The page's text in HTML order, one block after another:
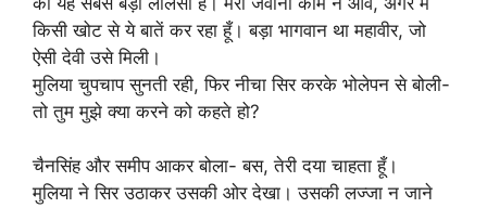
किसी खोट से ये बातें कर रहा हूँ। बड़ा भागवान था महावीर, जो
ऐसी देवी उसे मिली।
मुलिया चुपचाप सुनती रही, फिर नीचा सिर करके भोलेपन से बोली-
तो तुम मुझे क्या करने को कहते हो?
चैनसिंह और समीप आकर बोला- बस, तेरी दया चाहता हूँ।
मुलिया ने सिर उठाकर उसकी ओर देखा। उसकी लज्जा न जाने